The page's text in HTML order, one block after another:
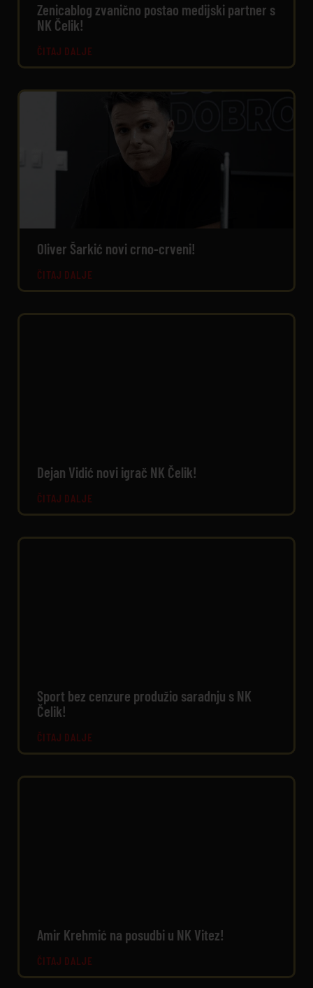
Zenicablog zvanično postao medijski partner s
NK Čelik!
ČITAJ DALJE
Oliver Šarkić novi crno-crveni!
ČITAJ DALJE
Dejan Vidić novi igrač NK Čelik!
ČITAJ DALJE
Sport bez cenzure produžio saradnju s NK
Čelik!
ČITAJ DALJE
Amir Krehmić na posudbi u NK Vitez!
ČITAJ DALJE